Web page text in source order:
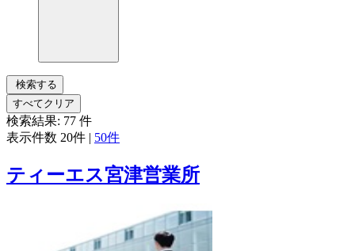
検索する
すべてクリア
検索結果: 77 件
表示件数 20件 | 50件
ティーエス宮津営業所